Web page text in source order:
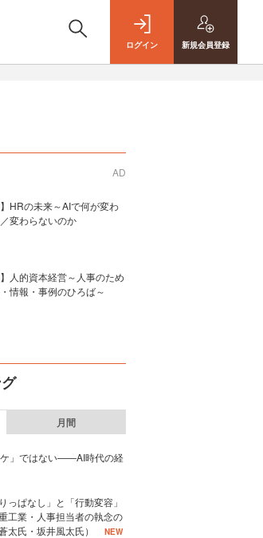
ログイン 新規会員登録
AD
】HRの未来～AIで何が変わ
変わらないのか
】人的資本経営～人事のため
情報・事例のひろば～
月間
」ではない——AI時代の経
っぱなし」と「行動変容」
工業・人事担当者の執念の
太氏・坂井風太氏）
NEW